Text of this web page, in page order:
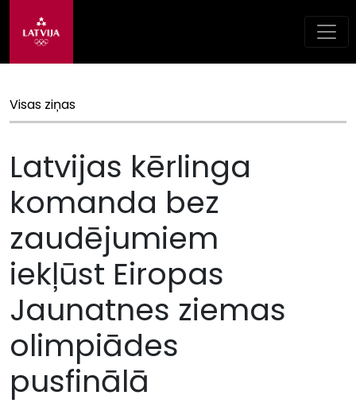
Visas ziņas
Latvijas kērlinga
komanda bez
zaudējumiem
iekļūst Eiropas
Jaunatnes ziemas
olimpiādes
pusfinālā